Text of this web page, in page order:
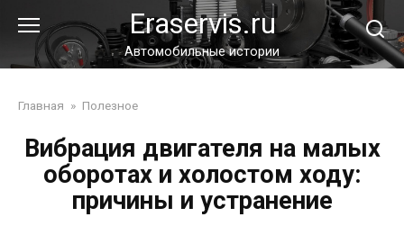
контенту
Eraservis.ru
Автомобильные истории
Главная » Полезное
Вибрация двигателя на малых
оборотах и холостом ходу:
причины и устранение